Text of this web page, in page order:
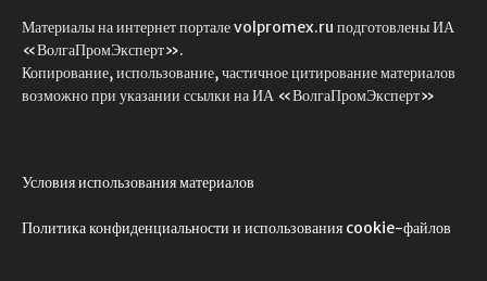
Материалы на интернет портале volpromex.ru подготовлены ИА
«ВолгаПромЭксперт».
Копирование, использование, частичное цитирование материалов
возможно при указании ссылки на ИА «ВолгаПромЭксперт»
Условия использования материалов
Политика конфиденциальности и использования cookie-файлов